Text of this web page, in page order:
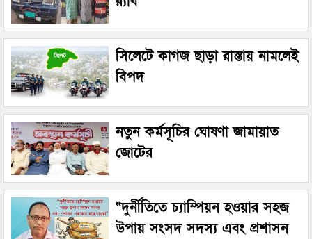
সিলেটে কাগজ ছাড়া রাস্তায় নামলেই
বিপদ
নতুন কর্মসূচির ঘোষণা জামায়াত
জোটের
“দুর্নীতিতে চ্যাম্পিয়ন হওয়ার সহজ
উপায় সংসদ সদস্য এবং প্রশাসন